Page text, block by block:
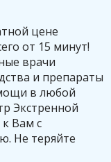
цене
от 15 минут!
врачи
и препараты
в любой
Экстренной
Вам с
Не теряйте